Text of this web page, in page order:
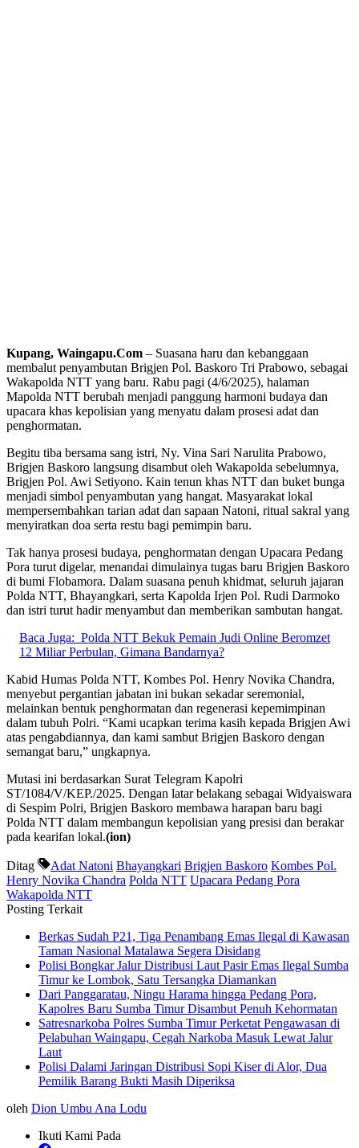
Kupang, Waingapu.Com – Suasana haru dan kebanggaan
membalut penyambutan Brigjen Pol. Baskoro Tri Prabowo, sebagai
Wakapolda NTT yang baru. Rabu pagi (4/6/2025), halaman
Mapolda NTT berubah menjadi panggung harmoni budaya dan
upacara khas kepolisian yang menyatu dalam prosesi adat dan
penghormatan.
Begitu tiba bersama sang istri, Ny. Vina Sari Narulita Prabowo,
Brigjen Baskoro langsung disambut oleh Wakapolda sebelumnya,
Brigjen Pol. Awi Setiyono. Kain tenun khas NTT dan buket bunga
menjadi simbol penyambutan yang hangat. Masyarakat lokal
mempersembahkan tarian adat dan sapaan Natoni, ritual sakral yang
menyiratkan doa serta restu bagi pemimpin baru.
Tak hanya prosesi budaya, penghormatan dengan Upacara Pedang
Pora turut digelar, menandai dimulainya tugas baru Brigjen Baskoro
di bumi Flobamora. Dalam suasana penuh khidmat, seluruh jajaran
Polda NTT, Bhayangkari, serta Kapolda Irjen Pol. Rudi Darmoko
dan istri turut hadir menyambut dan memberikan sambutan hangat.
Baca Juga: Polda NTT Bekuk Pemain Judi Online Beromzet
12 Miliar Perbulan, Gimana Bandarnya?
Kabid Humas Polda NTT, Kombes Pol. Henry Novika Chandra,
menyebut pergantian jabatan ini bukan sekadar seremonial,
melainkan bentuk penghormatan dan regenerasi kepemimpinan
dalam tubuh Polri. “Kami ucapkan terima kasih kepada Brigjen Awi
atas pengabdiannya, dan kami sambut Brigjen Baskoro dengan
semangat baru,” ungkapnya.
Mutasi ini berdasarkan Surat Telegram Kapolri
ST/1084/V/KEP./2025. Dengan latar belakang sebagai Widyaiswara
di Sespim Polri, Brigjen Baskoro membawa harapan baru bagi
Polda NTT dalam membangun kepolisian yang presisi dan berakar
pada kearifan lokal.(ion)
Ditag Adat Natoni Bhayangkari Brigjen Baskoro Kombes Pol.
Henry Novika Chandra Polda NTT Upacara Pedang Pora
Wakapolda NTT
Posting Terkait
Berkas Sudah P21, Tiga Penambang Emas Ilegal di Kawasan
Taman Nasional Matalawa Segera Disidang
Polisi Bongkar Jalur Distribusi Laut Pasir Emas Ilegal Sumba
Timur ke Lombok, Satu Tersangka Diamankan
Dari Panggaratau, Ningu Harama hingga Pedang Pora,
Kapolres Baru Sumba Timur Disambut Penuh Kehormatan
Satresnarkoba Polres Sumba Timur Perketat Pengawasan di
Pelabuhan Waingapu, Cegah Narkoba Masuk Lewat Jalur
Laut
Polisi Dalami Jaringan Distribusi Sopi Kiser di Alor, Dua
Pemilik Barang Bukti Masih Diperiksa
oleh Dion Umbu Ana Lodu
Ikuti Kami Pada